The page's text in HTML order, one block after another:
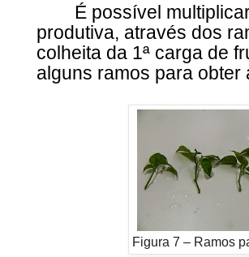
É possível
produtiva, através dos
colheita da 1ª carga de
alguns ramos para obter
Figura 7 – Ramos